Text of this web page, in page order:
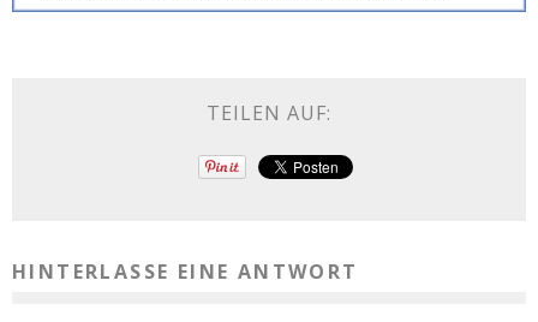
TEILEN AUF:
HINTERLASSE EINE ANTWORT